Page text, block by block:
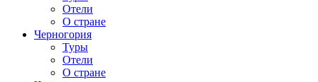
Отели
О стране
Черногория
Туры
Отели
О стране